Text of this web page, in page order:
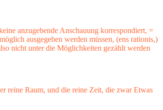
anzugebende Anschauung korrespondiert, =
ausgegeben werden müssen, (ens rationis,)
nicht unter die Möglichkeiten gezählt werden
reine Raum, und die reine Zeit, die zwar Etwas